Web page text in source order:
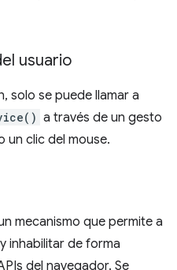
usuario
solo se puede llamar a
a través de un gesto
un clic del mouse.
mecanismo que permite a
inhabilitar de forma
del navegador. Se